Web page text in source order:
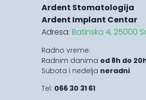
Ardent Stomatologija
Ardent Implant Centar
Adresa: Batinska 4, 25000
Radno vreme:
Radnim danima od 8h do
Subota i nedelja neradni
Tel: 066 30 31 61